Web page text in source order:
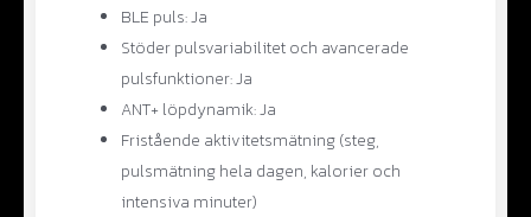
BLE puls: Ja
Stöder pulsvariabilitet och avancerade
pulsfunktioner: Ja
ANT+ löpdynamik: Ja
Fristående aktivitetsmätning (steg,
pulsmätning hela dagen, kalorier och
intensiva minuter)